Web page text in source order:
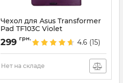
Чехол для Asus Transformer
Pad TF103C Violet
Артикул:737
299 грн. 4.6 (15)
Нет на складе